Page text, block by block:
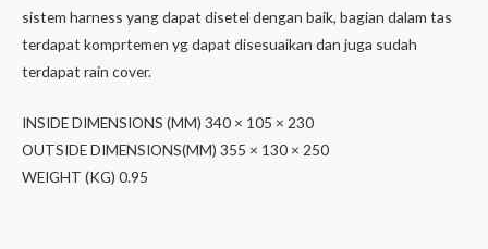
sistem harness yang dapat disetel dengan baik, bagian dalam tas
terdapat komprtemen yg dapat disesuaikan dan juga sudah
terdapat rain cover.
INSIDE DIMENSIONS (MM) 340 × 105 × 230
OUTSIDE DIMENSIONS(MM) 355 × 130 × 250
WEIGHT (KG) 0.95